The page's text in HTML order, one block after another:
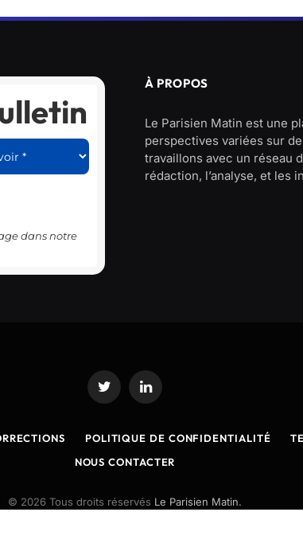
dans notre
À PROPOS
Le Parisien Matin est une
perspectives variées sur
travaillons avec un réseau
rédaction, l’analyse, et les
Twitter LinkedIn
POLITIQUE DE CONFIDENTIALITÉ
NOUS CONTACTER
© 2026 Tous droits réservés Le Parisien Matin.